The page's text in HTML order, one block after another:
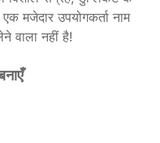
मजेदार उपयोगकर्ता नाम
वाला नहीं है!